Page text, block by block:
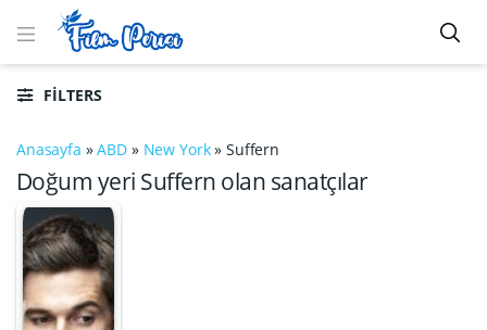
FILTERS
Anasayfa »ABD » New York»Suffern
Doğum yeri Suffern olan sanatçılar